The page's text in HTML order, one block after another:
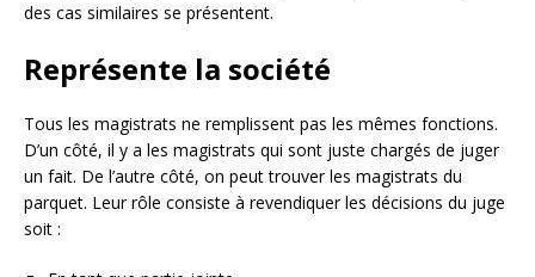
des cas similaires se présentent.
Représente la société
Tous les magistrats ne remplissent pas les mêmes fonctions.
D’un côté, il y a les magistrats qui sont juste chargés de juger
un fait. De l’autre côté, on peut trouver les magistrats du
parquet. Leur rôle consiste à revendiquer les décisions du juge
soit :